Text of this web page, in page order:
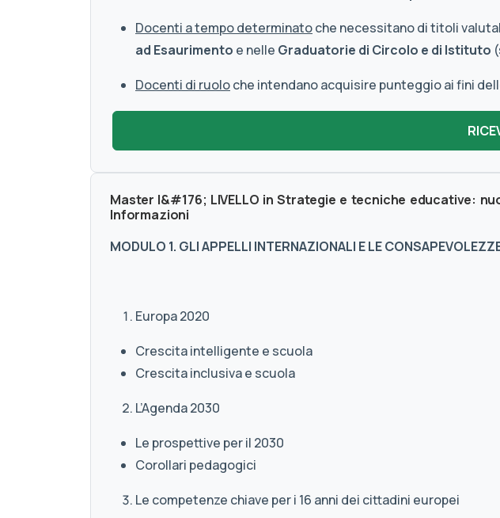
Docenti a tempo determinatoche necessitano di titoli
ad Esaurimento e nelle Graduatorie di Circolo e di Istituto
Docenti di ruoloche intendano acquisire punteggio ai fini
Master I&#176; LIVELLO in Strategie e tecniche educative:
Informazioni
MODULO 1. GLI APPELLI INTERNAZIONALI E LE
Europa 2020
Crescita intelligente e scuola
Crescita inclusiva e scuola
L’Agenda 2030
Le prospettive per il 2030
Corollari pedagogici
Le competenze chiave per i 16 anni dei cittadini europei